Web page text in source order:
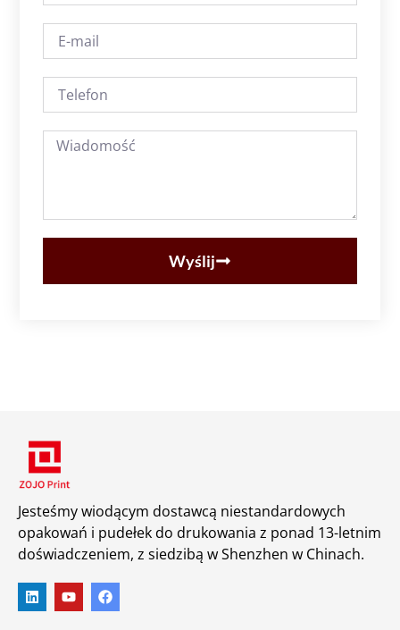
Wyślij
Jesteśmy wiodącym dostawcą niestandardowych
opakowań i pudełek do drukowania z ponad 13-letnim
doświadczeniem, z siedzibą w Shenzhen w Chinach.